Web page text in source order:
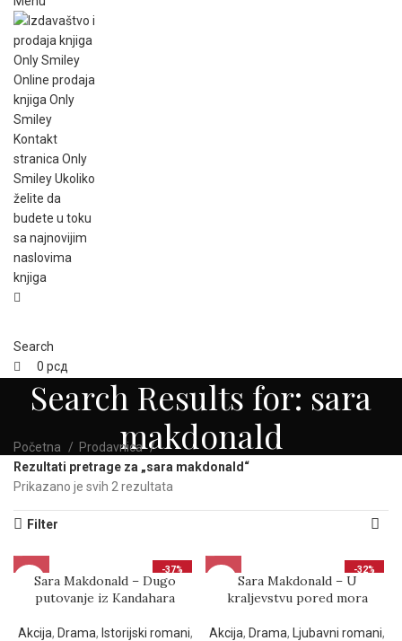
Search
0 рсд
Search Results for: sara
makdonald
Početna
Prodavnica
Rezultati pretrage za „sara makdonald“
Prikazano je svih 2 rezultata
Filter
-37%
Sara Makdonald – Dugo
putovanje iz Kandahara
Akcija, Drama, Istorijski romani,
-32%
Sara Makdonald – U
kraljevstvu pored mora
Akcija, Drama, Ljubavni romani,